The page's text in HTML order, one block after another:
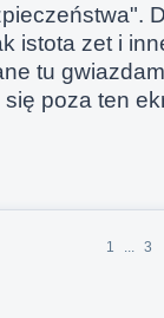
istota zet i
tu
się poza ten
1 ... 3